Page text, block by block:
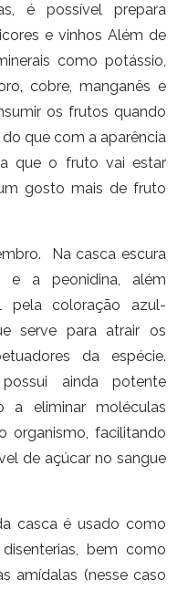
é possível prepara
e vinhos Além de
como potássio,
cobre, manganês e
os frutos quando
que com a aparência
que o fruto vai estar
gosto mais de fruto
Na casca escura
e a peonidina, além
pela coloração azul-
serve para atrair os
da espécie.
ainda potente
a eliminar moléculas
organismo, facilitando
de açúcar no sangue
casca é usado como
bem como
amídalas (nesse caso